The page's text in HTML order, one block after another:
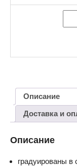
Описание
Доставка и
Описание
градуированы в